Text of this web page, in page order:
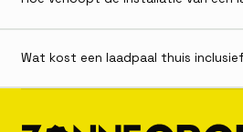
Wat kost een laadpaal thuis